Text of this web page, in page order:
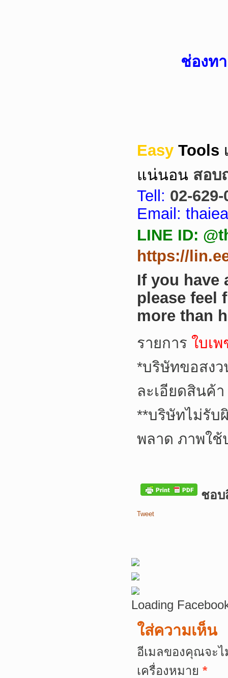
ช่องท
Easy Tools
แน่นอน สอบ
Tell: 02-629-
Email:
LINE ID:
https://
If you have
please feel
more than
รายการ ใบเ
*บริษัทขอสงว
ละเอียดสินค้
**บริษัทไม่รับ
พลาด ภาพใ
ชอบ
Tweet
Loading
ใส่ความเห็น
อีเมลของคุณจะ
เครื่องหมาย *